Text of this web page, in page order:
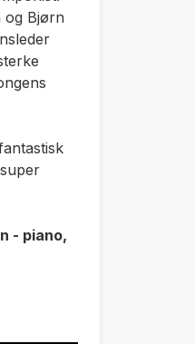
og Bjørn
- piano,